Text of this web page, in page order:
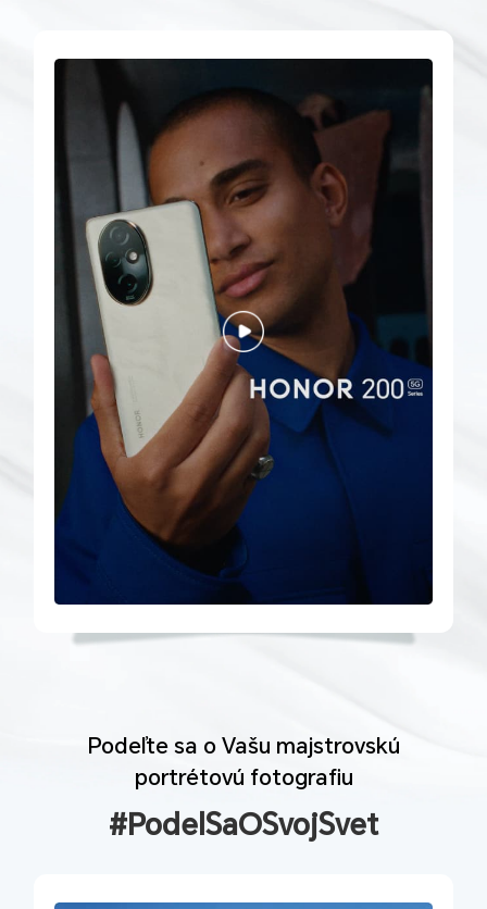
Podeľte sa o Vašu majstrovskú
portrétovú fotografiu
#PodelSaOSvojSvet